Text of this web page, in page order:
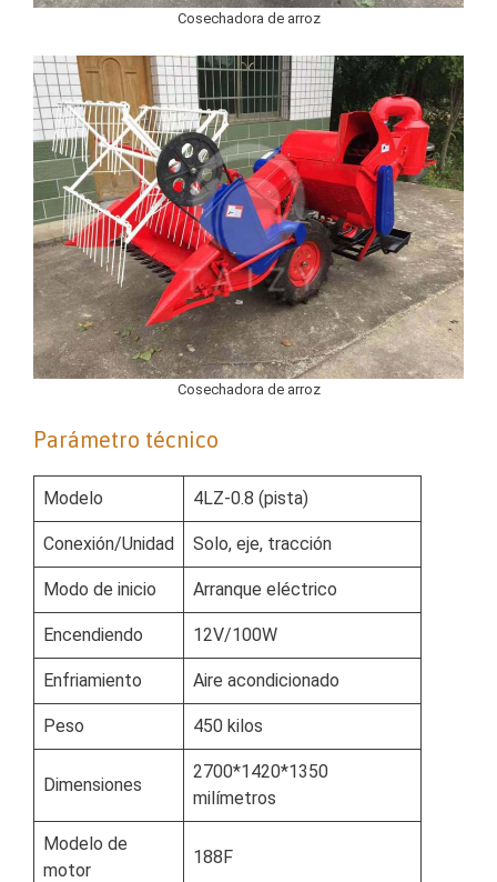
Cosechadora de arroz
Cosechadora de arroz
Parámetro técnico
Modelo 4LZ-0.8 (pista)
Conexión/Unidad Solo, eje, tracción
Modo de inicio Arranque eléctrico
Encendiendo 12V/100W
Enfriamiento Aire acondicionado
Peso 450 kilos
Dimensiones
2700*1420*1350
milímetros
Modelo de
motor
188F